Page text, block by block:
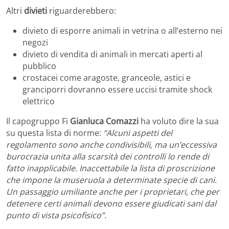
Altri divieti riguarderebbero:
divieto di esporre animali in vetrina o all’esterno nei
negozi
divieto di vendita di animali in mercati aperti al
pubblico
crostacei come aragoste, granceole, astici e
granciporri dovranno essere uccisi tramite shock
elettrico
Il capogruppo Fi Gianluca Comazzi ha voluto dire la sua
su questa lista di norme: “Alcuni aspetti del
regolamento sono anche condivisibili, ma un’eccessiva
burocrazia unita alla scarsità dei controlli lo rende di
fatto inapplicabile. Inaccettabile la lista di proscrizione
che impone la museruola a determinate specie di cani.
Un passaggio umiliante anche per i proprietari, che per
detenere certi animali devono essere giudicati sani dal
punto di vista psicofisico”.